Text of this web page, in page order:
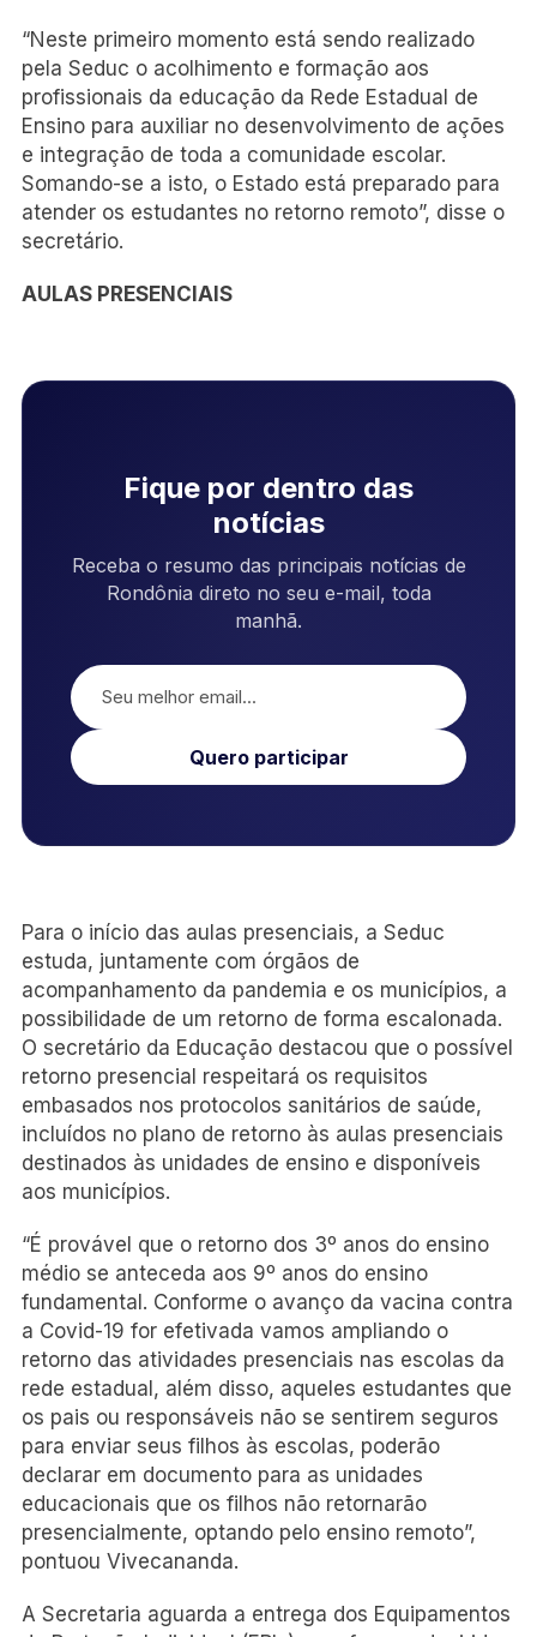
“Neste primeiro momento está sendo realizado
pela Seduc o acolhimento e formação aos
profissionais da educação da Rede Estadual de
Ensino para auxiliar no desenvolvimento de ações
e integração de toda a comunidade escolar.
Somando-se a isto, o Estado está preparado para
atender os estudantes no retorno remoto”, disse o
secretário.
AULAS PRESENCIAIS
Fique por dentro das
notícias
Receba o resumo das principais notícias de
Rondônia direto no seu e-mail, toda
manhã.
Quero participar
Para o início das aulas presenciais, a Seduc
estuda, juntamente com órgãos de
acompanhamento da pandemia e os municípios, a
possibilidade de um retorno de forma escalonada.
O secretário da Educação destacou que o possível
retorno presencial respeitará os requisitos
embasados nos protocolos sanitários de saúde,
incluídos no plano de retorno às aulas presenciais
destinados às unidades de ensino e disponíveis
aos municípios.
“É provável que o retorno dos 3º anos do ensino
médio se anteceda aos 9º anos do ensino
fundamental. Conforme o avanço da vacina contra
a Covid-19 for efetivada vamos ampliando o
retorno das atividades presenciais nas escolas da
rede estadual, além disso, aqueles estudantes que
os pais ou responsáveis não se sentirem seguros
para enviar seus filhos às escolas, poderão
declarar em documento para as unidades
educacionais que os filhos não retornarão
presencialmente, optando pelo ensino remoto”,
pontuou Vivecananda.
A Secretaria aguarda a entrega dos Equipamentos